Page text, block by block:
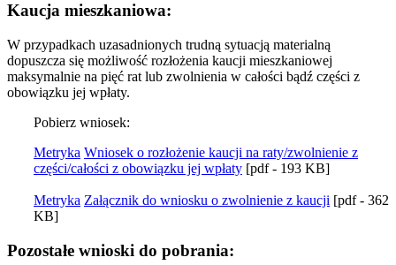
Kaucja mieszkaniowa:
W przypadkach uzasadnionych trudną sytuacją materialną
dopuszcza się możliwość rozłożenia kaucji mieszkaniowej
maksymalnie na pięć rat lub zwolnienia w całości bądź części z
obowiązku jej wpłaty.
Pobierz wniosek:
Metryka Wniosek o rozłożenie kaucji na raty/zwolnienie z
części/całości z obowiązku jej wpłaty [pdf - 193 KB]
Metryka Załącznik do wniosku o zwolnienie z kaucji [pdf - 362
KB]
Pozostałe wnioski do pobrania: